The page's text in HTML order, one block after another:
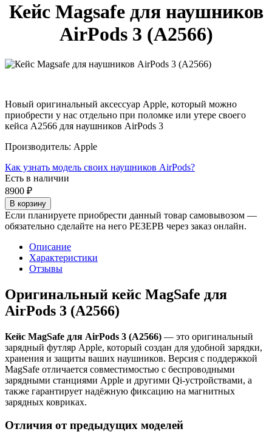
Кейс Magsafe для наушников
AirPods 3 (A2566)
Новый оригинальный аксессуар Apple, который можно
приобрести у нас отдельно при поломке или утере своего
кейса A2566 для наушников AirPods 3
Производитель: Apple
Как узнать модель своих наушников AirPods?
Есть в наличии
8900 ₽
Если планируете приобрести данный товар самовывозом —
обязательно сделайте на него РЕЗЕРВ через заказ онлайн.
Описание
Характеристики
Отзывы
Оригинальный кейс MagSafe для
AirPods 3 (A2566)
Кейс MagSafe для AirPods 3 (A2566) — это оригинальный
зарядный футляр Apple, который создан для удобной зарядки,
хранения и защиты ваших наушников. Версия с поддержкой
MagSafe отличается совместимостью с беспроводными
зарядными станциями Apple и другими Qi-устройствами, а
также гарантирует надёжную фиксацию на магнитных
зарядных ковриках.
Отличия от предыдущих моделей